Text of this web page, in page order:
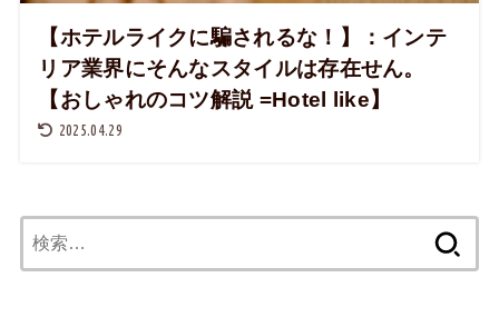
【ホテルライクに騙されるな！】：インテ
リア業界にそんなスタイルは存在せん。
【おしゃれのコツ解説 =Hotel like】
2025.04.29
索: